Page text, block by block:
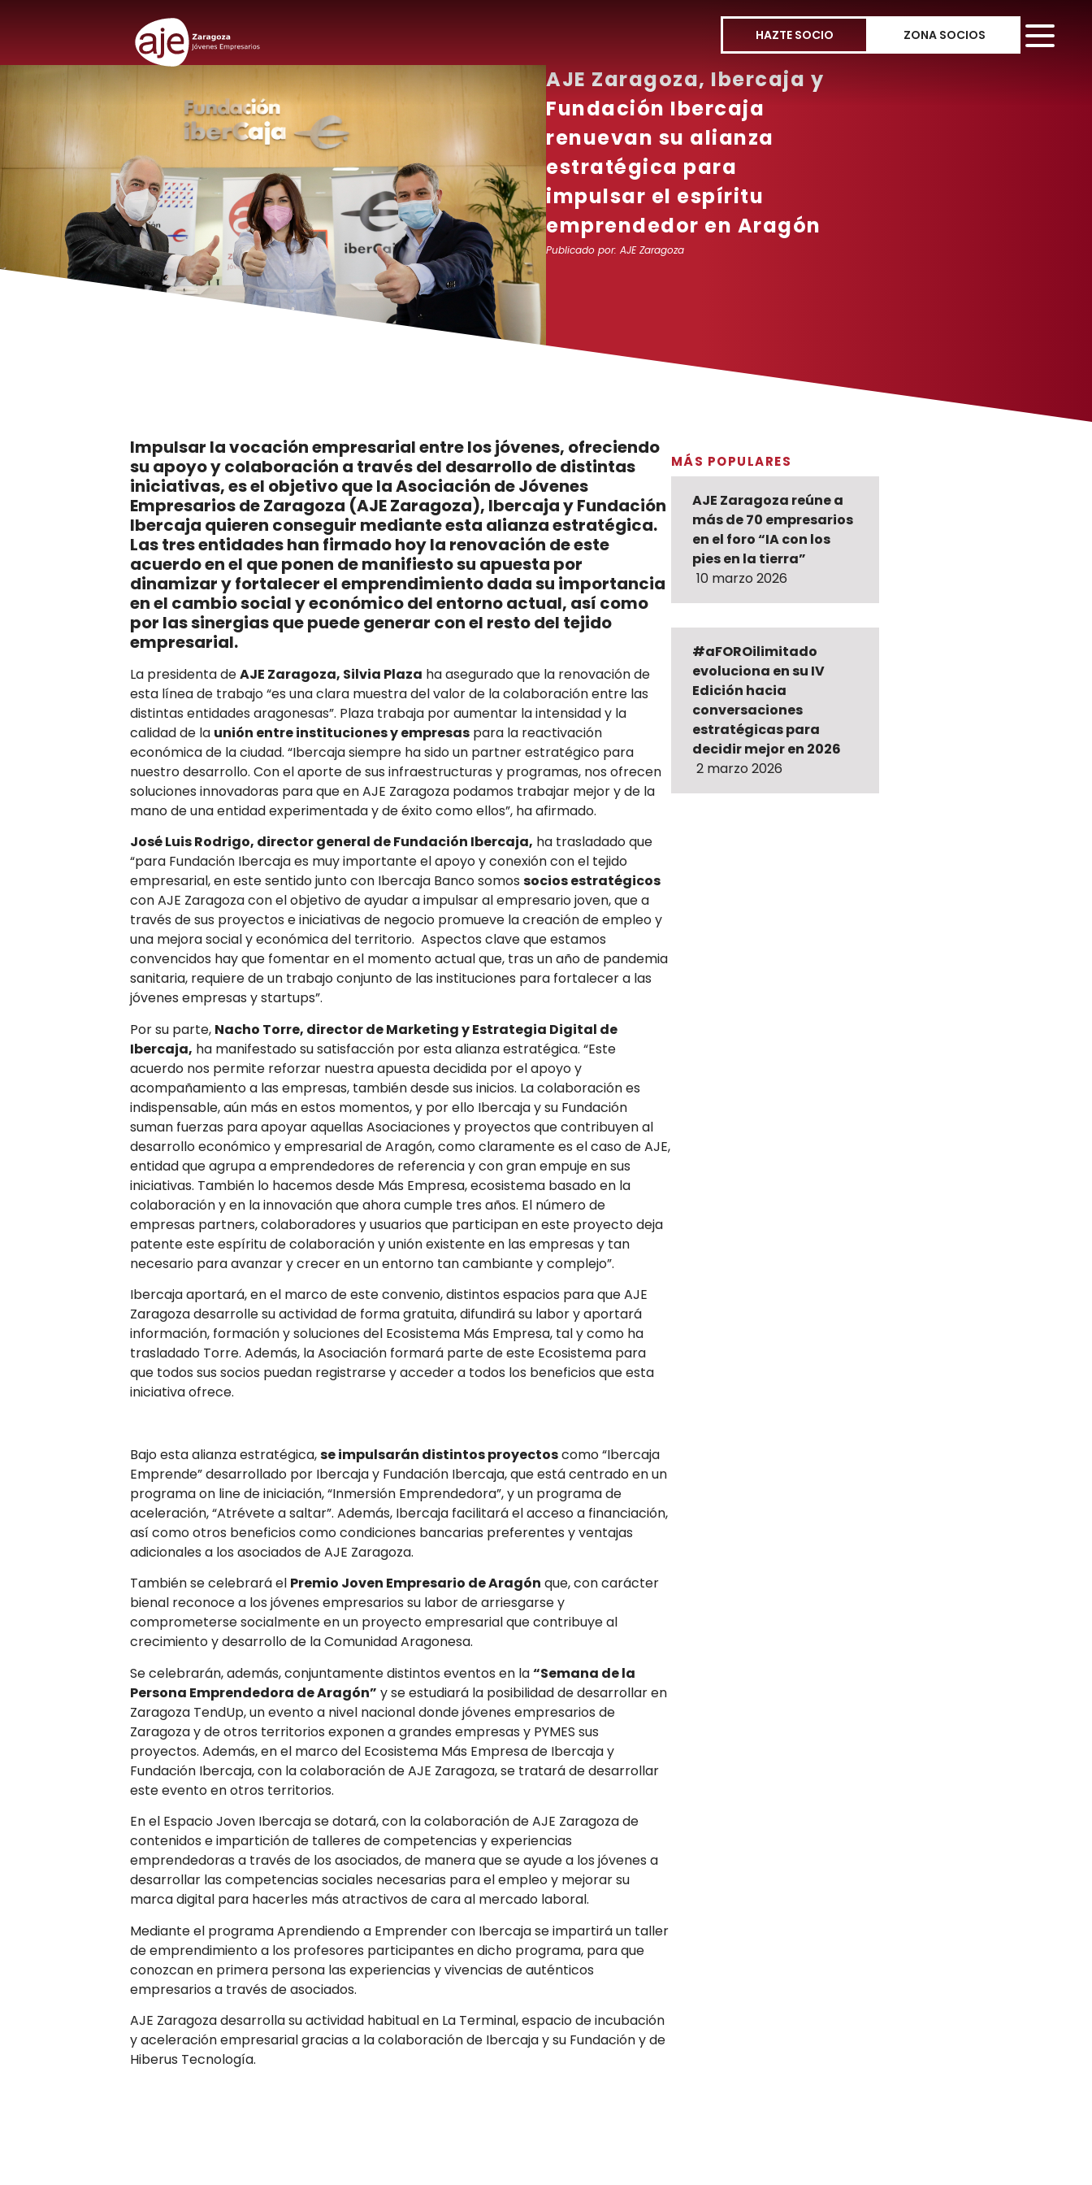
HAZTE SOCIO ZONA SOCIOS
AJE Zaragoza, Ibercaja y
Fundación Ibercaja
renuevan su alianza
estratégica para
impulsar el espíritu
emprendedor en Aragón
Publicado por: AJE Zaragoza
Impulsar la vocación empresarial entre los jóvenes, ofreciendo
su apoyo y colaboración a través del desarrollo de distintas
iniciativas, es el objetivo que la Asociación de Jóvenes
Empresarios de Zaragoza (AJE Zaragoza), Ibercaja y Fundación
Ibercaja quieren conseguir mediante esta alianza estratégica.
Las tres entidades han firmado hoy la renovación de este
acuerdo en el que ponen de manifiesto su apuesta por
dinamizar y fortalecer el emprendimiento dada su importancia
en el cambio social y económico del entorno actual, así como
por las sinergias que puede generar con el resto del tejido
empresarial.
La presidenta deAJE Zaragoza, Silvia Plaza ha asegurado que la renovación de
esta línea de trabajo “es una clara muestra del valor de la colaboración entre las
distintas entidades aragonesas”. Plaza trabaja por aumentar la intensidad y la
calidad de la unión entre instituciones y empresas para la reactivación
económica de la ciudad. “Ibercaja siempre ha sido un partner estratégico para
nuestro desarrollo. Con el aporte de sus infraestructuras y programas, nos ofrecen
soluciones innovadoras para que en AJE Zaragoza podamos trabajar mejor y de la
mano de una entidad experimentada y de éxito como ellos”, ha afirmado.
José Luis Rodrigo, director general de Fundación Ibercaja, ha trasladado que
“para Fundación Ibercaja es muy importante el apoyo y conexión con el tejido
empresarial, en este sentido junto con Ibercaja Banco somos socios estratégicos
con AJE Zaragoza con el objetivo de ayudar a impulsar al empresario joven, que a
través de sus proyectos e iniciativas de negocio promueve la creación de empleo y
una mejora social y económica del territorio. Aspectos clave que estamos
convencidos hay que fomentar en el momento actual que, tras un año de pandemia
sanitaria, requiere de un trabajo conjunto de las instituciones para fortalecer a las
jóvenes empresas y startups”.
Por su parte, Nacho Torre, director de Marketing y Estrategia Digital de
Ibercaja, ha manifestado su satisfacción por esta alianza estratégica. “Este
acuerdo nos permite reforzar nuestra apuesta decidida por el apoyo y
acompañamiento a las empresas, también desde sus inicios. La colaboración es
indispensable, aún más en estos momentos, y por ello Ibercaja y su Fundación
suman fuerzas para apoyar aquellas Asociaciones y proyectos que contribuyen al
desarrollo económico y empresarial de Aragón, como claramente es el caso de AJE,
entidad que agrupa a emprendedores de referencia y con gran empuje en sus
iniciativas. También lo hacemos desde Más Empresa, ecosistema basado en la
colaboración y en la innovación que ahora cumple tres años. El número de
empresas partners, colaboradores y usuarios que participan en este proyecto deja
patente este espíritu de colaboración y unión existente en las empresas y tan
necesario para avanzar y crecer en un entorno tan cambiante y complejo”.
Ibercaja aportará, en el marco de este convenio, distintos espacios para que AJE
Zaragoza desarrolle su actividad de forma gratuita, difundirá su labor y aportará
información, formación y soluciones del Ecosistema Más Empresa, tal y como ha
trasladado Torre. Además, la Asociación formará parte de este Ecosistema para
que todos sus socios puedan registrarse y acceder a todos los beneficios que esta
iniciativa ofrece.
Bajo esta alianza estratégica,se impulsarán distintos proyectoscomo “Ibercaja
Emprende” desarrollado por Ibercaja y Fundación Ibercaja, que está centrado en un
programa on line de iniciación, “Inmersión Emprendedora”, y un programa de
aceleración, “Atrévete a saltar”. Además, Ibercaja facilitará el acceso a financiación,
así como otros beneficios como condiciones bancarias preferentes y ventajas
adicionales a los asociados de AJE Zaragoza.
También se celebrará el Premio Joven Empresario de Aragón que, con carácter
bienal reconoce a los jóvenes empresarios su labor de arriesgarse y
comprometerse socialmente en un proyecto empresarial que contribuye al
crecimiento y desarrollo de la Comunidad Aragonesa.
Se celebrarán, además, conjuntamente distintos eventos en la“Semana de la
Persona Emprendedora de Aragón” y se estudiará la posibilidad de desarrollar en
Zaragoza TendUp, un evento a nivel nacional donde jóvenes empresarios de
Zaragoza y de otros territorios exponen a grandes empresas y PYMES sus
proyectos. Además, en el marco del Ecosistema Más Empresa de Ibercaja y
Fundación Ibercaja, con la colaboración de AJE Zaragoza, se tratará de desarrollar
este evento en otros territorios.
En el Espacio Joven Ibercaja se dotará, con la colaboración de AJE Zaragoza de
contenidos e impartición de talleres de competencias y experiencias
emprendedoras a través de los asociados, de manera que se ayude a los jóvenes a
desarrollar las competencias sociales necesarias para el empleo y mejorar su
marca digital para hacerles más atractivos de cara al mercado laboral.
Mediante el programa Aprendiendo a Emprender con Ibercaja se impartirá un taller
de emprendimiento a los profesores participantes en dicho programa, para que
conozcan en primera persona las experiencias y vivencias de auténticos
empresarios a través de asociados.
AJE Zaragoza desarrolla su actividad habitual en La Terminal, espacio de incubación
y aceleración empresarial gracias a la colaboración de Ibercaja y su Fundación y de
Hiberus Tecnología.
MÁS POPULARES
AJE Zaragoza reúne a
más de 70 empresarios
en el foro “IA con los
pies en la tierra”
10 marzo 2026
#aFOROilimitado
evoluciona en su IV
Edición hacia
conversaciones
estratégicas para
decidir mejor en 2026
2 marzo 2026